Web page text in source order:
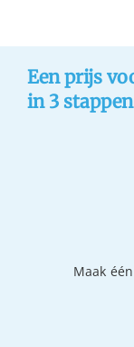
Een prijs
in 3
Maak